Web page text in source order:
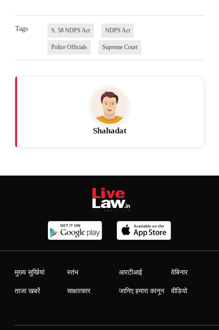
Tags S. 58 NDPS Act NDPS Act
Police Officials Supreme Court
Shahadat
मुख्य सुर्खियां
ताजा खबरें
स्तंभ
साक्षात्कार
आरटीआई
जानिए हमारा कानून
वेबिनार
वीडियो